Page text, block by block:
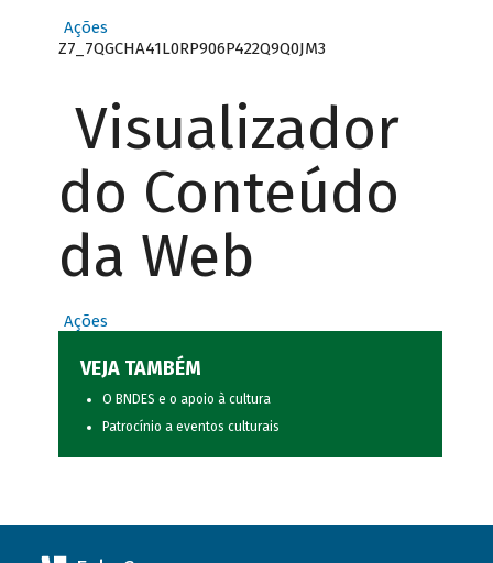
Ações
Z7_7QGCHA41L0RP906P422Q9Q0JM3
Visualizador
do Conteúdo
da Web
Ações
VEJA TAMBÉM
O BNDES e o apoio à cultura
Patrocínio a eventos culturais